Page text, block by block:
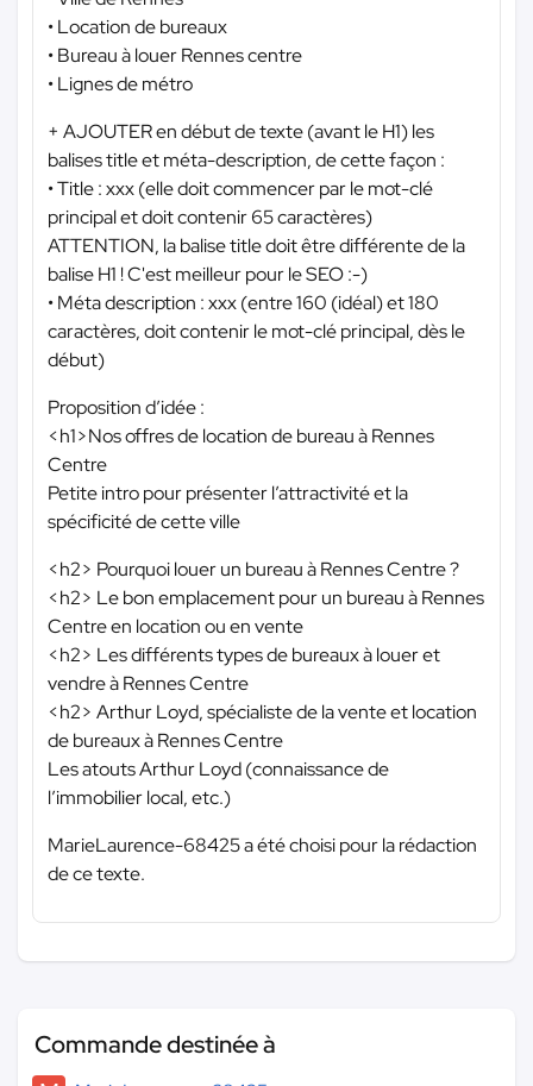
• Location de bureaux
• Bureau à louer Rennes centre
• Lignes de métro
+ AJOUTER en début de texte (avant le H1) les
balises title et méta-description, de cette façon :
• Title : xxx (elle doit commencer par le mot-clé
principal et doit contenir 65 caractères)
ATTENTION, la balise title doit être différente de la
balise H1 ! C'est meilleur pour le SEO :-)
• Méta description : xxx (entre 160 (idéal) et 180
caractères, doit contenir le mot-clé principal, dès le
début)
Proposition d’idée :
<h1>Nos offres de location de bureau à Rennes
Centre
Petite intro pour présenter l’attractivité et la
spécificité de cette ville
<h2> Pourquoi louer un bureau à Rennes Centre ?
<h2> Le bon emplacement pour un bureau à Rennes
Centre en location ou en vente
<h2> Les différents types de bureaux à louer et
vendre à Rennes Centre
<h2> Arthur Loyd, spécialiste de la vente et location
de bureaux à Rennes Centre
Les atouts Arthur Loyd (connaissance de
l’immobilier local, etc.)
MarieLaurence-68425 a été choisi pour la rédaction
de ce texte.
Commande destinée à